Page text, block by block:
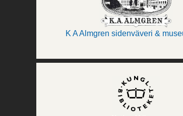
K A Almgren sidenväveri &